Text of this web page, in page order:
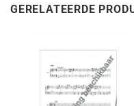
GERELATEERDE